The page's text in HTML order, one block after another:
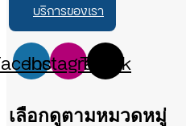
บริการของเรา
InstagramTiktok
เลือกดูตามหมวดหมู่